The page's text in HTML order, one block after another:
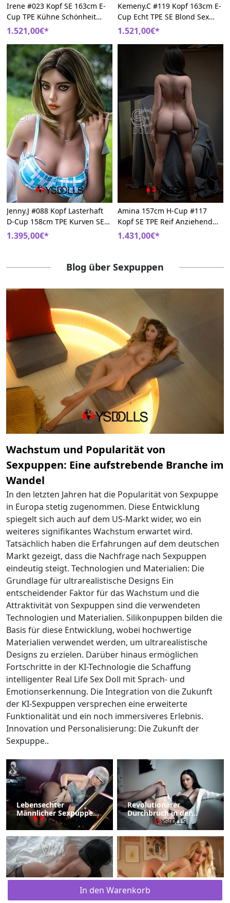
In den Warenkorb
Irene #023 Kopf SE 163cm E-
Cup TPE Kühne Schönheit
Schlank Sexpuppen
1.521,00€*
Kemeny.C #119 Kopf 163cm E-
Cup Echt TPE SE Blond Sex
Puppe
1.521,00€*
Jenny.J #088 Kopf Lasterhaft
D-Cup 158cm TPE Kurven SE
Sexpuppem
1.395,00€*
Amina 157cm H-Cup #117
Kopf SE TPE Reif Anziehend
Liebespuppen
1.431,00€*
Blog über Sexpuppen
Wachstum und Popularität von
Sexpuppen: Eine aufstrebende Branche im
Wandel
In den letzten Jahren hat die Popularität von Sexpuppe
in Europa stetig zugenommen. Diese Entwicklung
spiegelt sich auch auf dem US-Markt wider, wo ein
weiteres signifikantes Wachstum erwartet wird.
Tatsächlich haben die Erfahrungen auf dem deutschen
Markt gezeigt, dass die Nachfrage nach Sexpuppen
eindeutig steigt. Technologien und Materialien: Die
Grundlage für ultrarealistische Designs Ein
entscheidender Faktor für das Wachstum und die
Attraktivität von Sexpuppen sind die verwendeten
Technologien und Materialien. Silikonpuppen bilden die
Basis für diese Entwicklung, wobei hochwertige
Materialien verwendet werden, um ultrarealistische
Designs zu erzielen. Darüber hinaus ermöglichen
Fortschritte in der KI-Technologie die Schaffung
intelligenter Real Life Sex Doll mit Sprach- und
Emotionserkennung. Die Integration von die Zukunft
der KI-Sexpuppen versprechen eine erweiterte
Funktionalität und ein noch immersiveres Erlebnis.
Innovation und Personalisierung: Die Zukunft der
Sexpuppe..
Lebensechter
Männlicher Sexpuppen
Hochwertige
Sexspielzeuge
Revolutionärer
Durchbruch in der
Puppentechnologie
verbessert die
Benutzererfahrung
Wie wählt man eine
TPE-Sexpuppe oder eine
Silikon-Sexpuppe?
Exotische Fantasien
Schwarze Liebespuppen